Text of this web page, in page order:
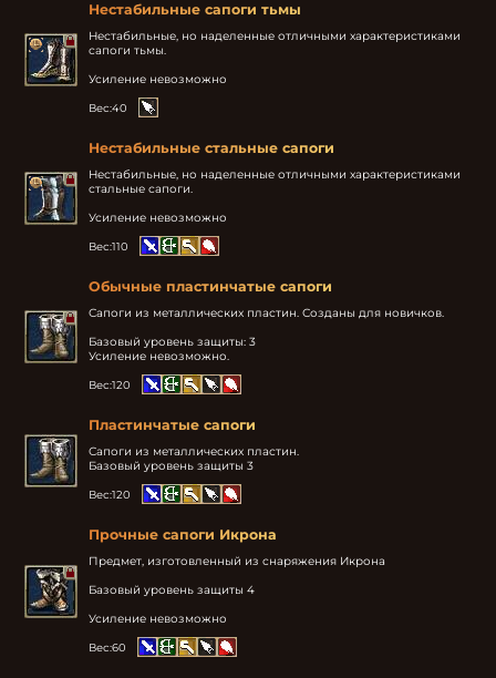
Нестабильные сапоги тьмы
Нестабильные, но наделенные отличными характеристиками
сапоги тьмы.
Усиление невозможно
Вес:40
Нестабильные стальные сапоги
Нестабильные, но наделенные отличными характеристиками
стальные сапоги.
Усиление невозможно
Вес:110
Обычные пластинчатые сапоги
Сапоги из металлических пластин. Созданы для новичков.
Базовый уровень защиты: 3
Усиление невозможно.
Вес:120
Пластинчатые сапоги
Сапоги из металлических пластин.
Базовый уровень защиты 3
Вес:120
Прочные сапоги Икрона
Предмет, изготовленный из снаряжения Икрона
Базовый уровень защиты 4
Усиление невозможно
Вес:60